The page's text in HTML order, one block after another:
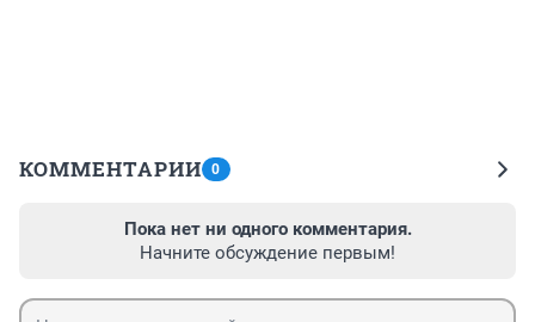
КОММЕНТАРИИ 0
Пока нет ни одного комментария.
Начните обсуждение первым!